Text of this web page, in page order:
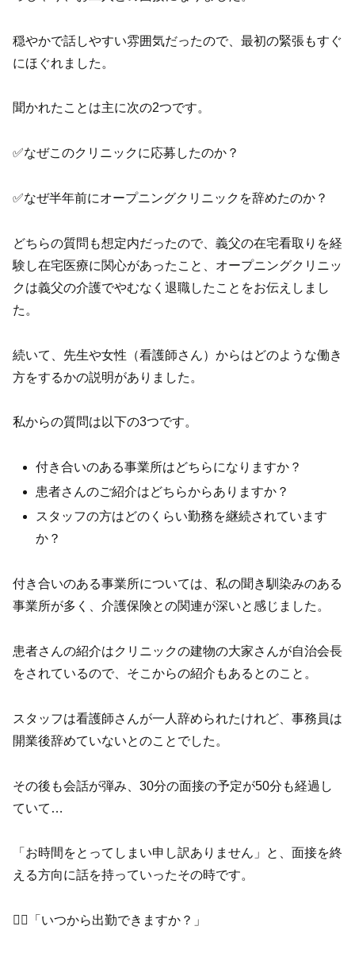
穏やかで話しやすい雰囲気だったので、最初の緊張もすぐ
にほぐれました。
聞かれたことは主に次の2つです。
✅なぜこのクリニックに応募したのか？
✅なぜ半年前にオープニングクリニックを辞めたのか？
どちらの質問も想定内だったので、義父の在宅看取りを経
験し在宅医療に関心があったこと、オープニングクリニッ
クは義父の介護でやむなく退職したことをお伝えしまし
た。
続いて、先生や女性（看護師さん）からはどのような働き
方をするかの説明がありました。
私からの質問は以下の3つです。
付き合いのある事業所はどちらになりますか？
患者さんのご紹介はどちらからありますか？
スタッフの方はどのくらい勤務を継続されています
か？
付き合いのある事業所については、私の聞き馴染みのある
事業所が多く、介護保険との関連が深いと感じました。
患者さんの紹介はクリニックの建物の大家さんが自治会長
をされているので、そこからの紹介もあるとのこと。
スタッフは看護師さんが一人辞められたけれど、事務員は
開業後辞めていないとのことでした。
その後も会話が弾み、30分の面接の予定が50分も経過し
ていて…
「お時間をとってしまい申し訳ありません」と、面接を終
える方向に話を持っていったその時です。
🧑‍⚕️「いつから出勤できますか？」